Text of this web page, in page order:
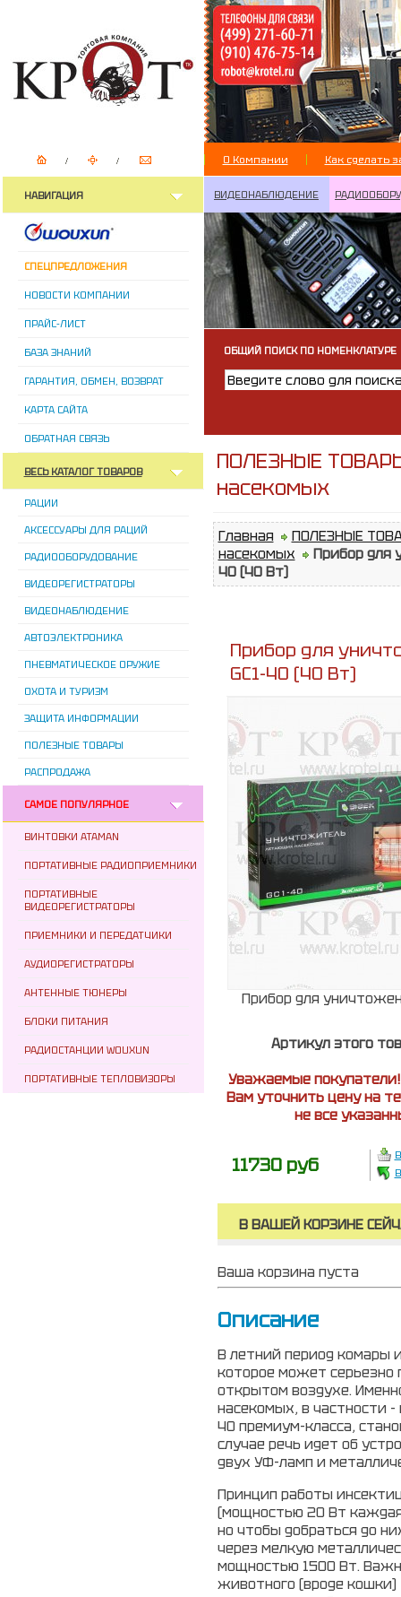
О Компании Как сделать
НАВИГАЦИЯ
СПЕЦПРЕДЛОЖЕНИЯ
НОВОСТИ КОМПАНИИ
ПРАЙС-ЛИСТ
БАЗА ЗНАНИЙ
ГАРАНТИЯ, ОБМЕН, ВОЗВРАТ
КАРТА САЙТА
ОБРАТНАЯ СВЯЗЬ
ВЕСЬ КАТАЛОГ ТОВАРОВ
РАЦИИ
АКСЕССУАРЫ ДЛЯ РАЦИЙ
РАДИООБОРУДОВАНИЕ
ВИДЕОРЕГИСТРАТОРЫ
ВИДЕОНАБЛЮДЕНИЕ
АВТОЭЛЕКТРОНИКА
ПНЕВМАТИЧЕСКОЕ ОРУЖИЕ
ОХОТА И ТУРИЗМ
ЗАЩИТА ИНФОРМАЦИИ
ПОЛЕЗНЫЕ ТОВАРЫ
РАСПРОДАЖА
САМОЕ ПОПУЛЯРНОЕ
ВИНТОВКИ ATAMAN
ПОРТАТИВНЫЕ РАДИОПРИЕМНИКИ
ПОРТАТИВНЫЕ
ВИДЕОРЕГИСТРАТОРЫ
ПРИЕМНИКИ И ПЕРЕДАТЧИКИ
АУДИОРЕГИСТРАТОРЫ
АНТЕННЫЕ ТЮНЕРЫ
БЛОКИ ПИТАНИЯ
РАДИОСТАНЦИИ WOUXUN
ПОРТАТИВНЫЕ ТЕПЛОВИЗОРЫ
ВИДЕОНАБЛЮДЕНИЕ
ОБЩИЙ ПОИСК ПО НОМЕНКЛАТУРЕ
ПОЛЕЗНЫЕ
насекомых
Главная
ПОЛЕЗНЫЕ
насекомых
Прибор для
40 (40 Вт)
Прибор для
GC1-40 (40 Вт)
Прибор для
Артикул этого
Уважаемые
Вам уточнить цену на
не все
11730 руб
В ВАШЕЙ КОРЗИНЕ
Ваша корзина пуста
Описание
В летний период комары
которое может
открытом воздухе.
насекомых, в частности -
40 премиум-класса,
случае речь идет об
двух УФ-ламп и
Принцип работы
(мощностью 20 Вт
но чтобы добраться до
через мелкую
мощностью 1500 Вт.
животного (вроде кошки)